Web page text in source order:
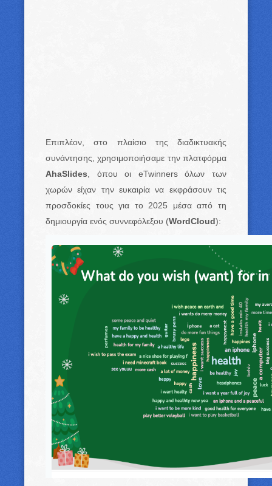
Επιπλέον, στο πλαίσιο της διαδικτυακής
συνάντησης, χρησιμοποιήσαμε την πλατφόρμα
AhaSlides , όπου οι eTwinners όλων των
χωρών είχαν την ευκαιρία να εκφράσουν τις
προσδοκίες τους για το 2025 μέσα από τη
δημιουργία ενός συννεφόλεξου (WordCloud):